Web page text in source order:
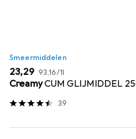
Smeermiddelen
EUR
23,29 EUR
93,16/1l
CreamyCUM GLIJMIDDEL
39